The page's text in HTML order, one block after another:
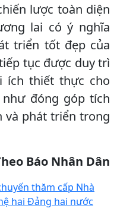
lược toàn diện
lai có ý nghĩa
triển tốt đẹp của
tục được duy trì
ích thiết thực cho
đóng góp tích
và phát triển trong
Báo Nhân Dân
thăm cấp Nhà
hai Đảng hai nước